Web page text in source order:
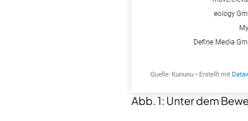
Abb. 1: Unter dem